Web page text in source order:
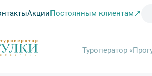
АкцииПостоянным клиентам
Туроператор